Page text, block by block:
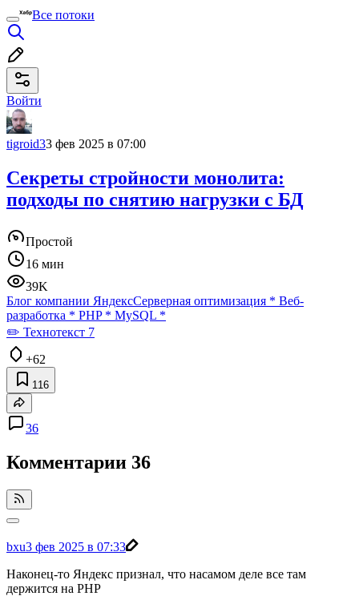
Все потоки
Войти
tigroid33 фев 2025 в 07:00
Секреты стройности монолита:
подходы по снятию нагрузки с БД
Простой
16 мин
39K
Блог компании ЯндексСерверная оптимизация * Веб-
разработка * PHP* MySQL *
✏️ Технотекст 7
+62
116
36
Комментарии 36
bxu3 фев 2025 в 07:33
Наконец-то Яндекс признал, что насамом деле все там
держится на PHP